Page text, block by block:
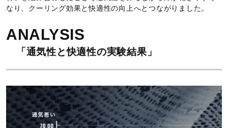
なり、クーリング効果と快適性の向上へとつながりました。
ANALYSIS
「通気性と快適性の実験結果」